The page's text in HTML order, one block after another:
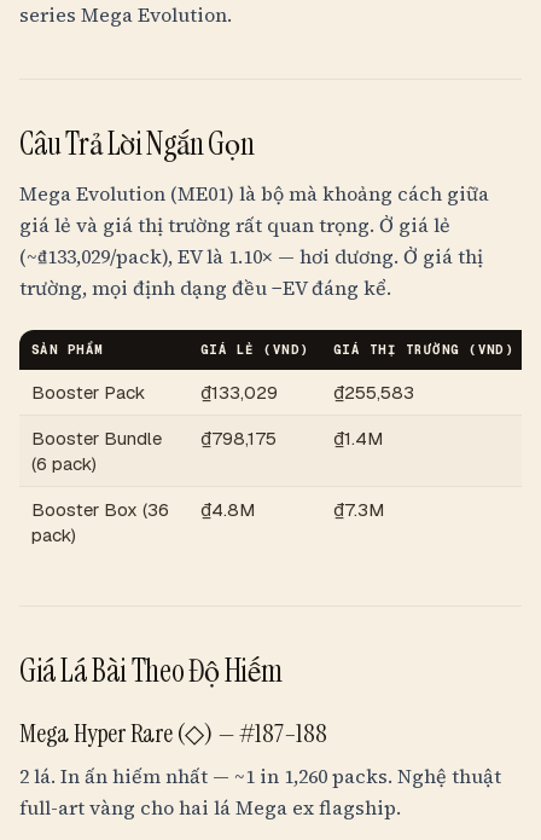
series Mega Evolution.
Câu Trả Lời Ngắn Gọn
Mega Evolution (ME01) là bộ mà khoảng cách giữa
giá lẻ và giá thị trường rất quan trọng. Ở giá lẻ
(~₫133,029/pack), EV là 1.10× — hơi dương. Ở giá thị
trường, mọi định dạng đều −EV đáng kể.
SẢN PHẨM GIÁ LẺ ( VND ) GIÁ THỊ TRƯỜNG ( VND )
Booster Pack ₫133,029 ₫255,583
Booster Bundle
(6 pack)
₫798,175 ₫1.4M
Booster Box (36
pack)
₫4.8M ₫7.3M
Giá Lá Bài Theo Độ Hiếm
Mega Hyper Rare (◇) —#187–188
2 lá. In ấn hiếm nhất — ~1 in 1,260 packs. Nghệ thuật
full-art vàng cho hai lá Mega ex flagship.